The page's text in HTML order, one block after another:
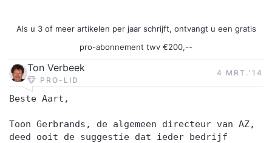
Als u 3 of meer artikelen per jaar schrijft, ontvangt u een gratis
pro-abonnement twv €200,--
Ton Verbeek
PRO-LID
4 MRT.‘14
Beste Aart,
Toon Gerbrands, de algemeen directeur van AZ,
deed ooit de suggestie dat ieder bedrijf